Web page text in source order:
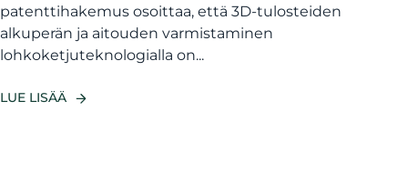
patenttihakemus osoittaa, että 3D-tulosteiden
alkuperän ja aitouden varmistaminen
lohkoketjuteknologialla on...
LUE LISÄÄ